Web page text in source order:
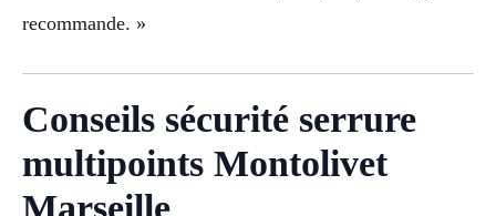
recommande. »
Conseils sécurité serrure
multipoints Montolivet